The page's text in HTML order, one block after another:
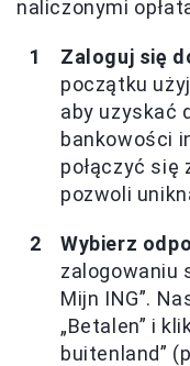
naliczonymi
Zaloguj się
początku
aby uzyskać
bankowości
połączyć
pozwoli
Wybierz
zalogowaniu
Mijn ING”.
„Betalen” i
buitenland”